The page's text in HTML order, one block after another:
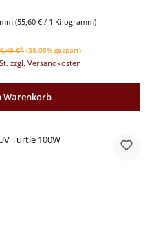
(55,60 € / 1 Kilogramm)
Preis:
€* (38.08% gespart)
zzgl. Versandkosten
Warenkorb